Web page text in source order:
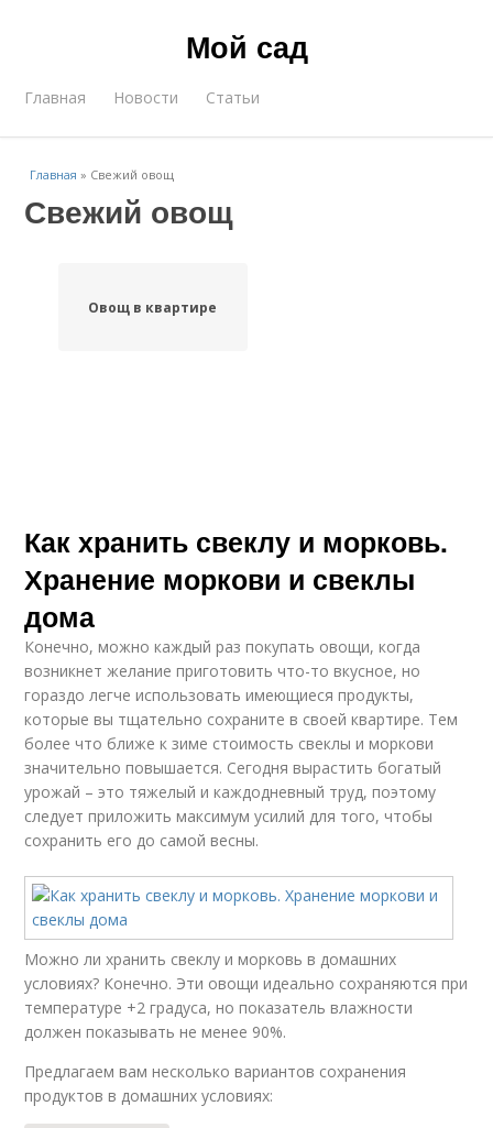
Мой сад
Главная Новости Статьи
Главная » Свежий овощ
Свежий овощ
Овощ в квартире
Как хранить свеклу и морковь.
Хранение моркови и свеклы
дома
Конечно, можно каждый раз покупать овощи, когда
возникнет желание приготовить что-то вкусное, но
гораздо легче использовать имеющиеся продукты,
которые вы тщательно сохраните в своей квартире. Тем
более что ближе к зиме стоимость свеклы и моркови
значительно повышается. Сегодня вырастить богатый
урожай – это тяжелый и каждодневный труд, поэтому
следует приложить максимум усилий для того, чтобы
сохранить его до самой весны.
Можно ли хранить свеклу и морковь в домашних
условиях? Конечно. Эти овощи идеально сохраняются при
температуре +2 градуса, но показатель влажности
должен показывать не менее 90%.
Предлагаем вам несколько вариантов сохранения
продуктов в домашних условиях: